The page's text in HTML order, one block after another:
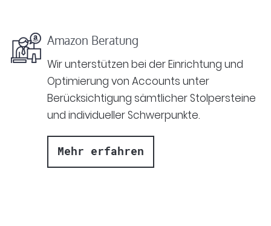
Amazon Beratung
Wir unterstützen bei der Einrichtung und
Optimierung von Accounts unter
Berücksichtigung sämtlicher Stolpersteine
und individueller Schwerpunkte.
Mehr erfahren